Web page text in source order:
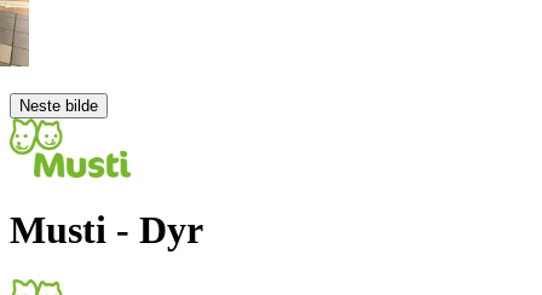
Neste bilde
Musti - Dyr